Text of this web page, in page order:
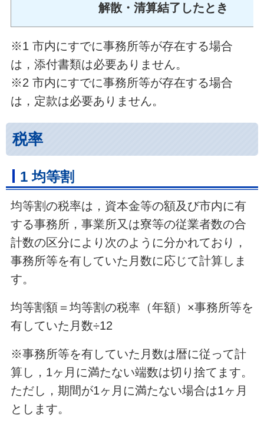
解散・清算結了したとき
※1 市内にすでに事務所等が存在する場合
は，添付書類は必要ありません。
※2 市内にすでに事務所等が存在する場合
は，定款は必要ありません。
税率
1 均等割
均等割の税率は，資本金等の額及び市内に有
する事務所，事業所又は寮等の従業者数の合
計数の区分により次のように分かれており，
事務所等を有していた月数に応じて計算しま
す。
均等割額＝均等割の税率（年額）×事務所等を
有していた月数÷12
※事務所等を有していた月数は暦に従って計
算し，1ヶ月に満たない端数は切り捨てます。
ただし，期間が1ヶ月に満たない場合は1ヶ月
とします。